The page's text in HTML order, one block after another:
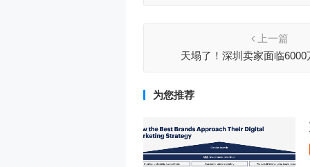
上一篇
天塌了！深圳卖家面临6000
为您推荐